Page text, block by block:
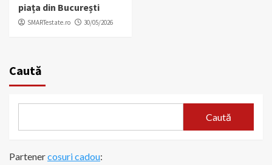
piața din București
SMARTestate.ro 30/05/2026
Caută
Caută
Partenercosuri cadou: